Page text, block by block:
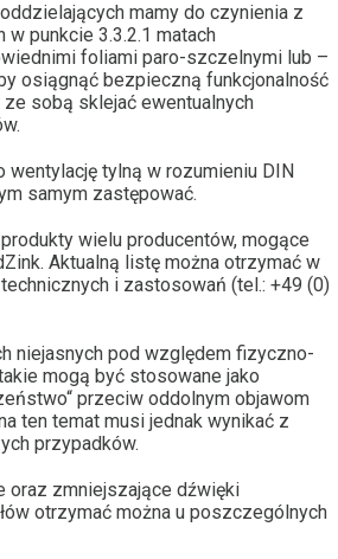
mamy do czynienia z
w punkcie 3.3.2.1 matach
foliami paro-szczelnymi lub –
osiągnąć bezpieczną funkcjonalność
ze sobą sklejać ewentualnych
wentylację tylną w rozumieniu DIN
samym zastępować.
wielu producentów, mogące
Aktualną listę można otrzymać w
i zastosowań (tel.: +49 (0)
niejasnych pod względem fizyczno-
mogą być stosowane jako
przeciw oddolnym objawom
ten temat musi jednak wynikać z
przypadków.
oraz zmniejszające dźwięki
otrzymać można u poszczególnych